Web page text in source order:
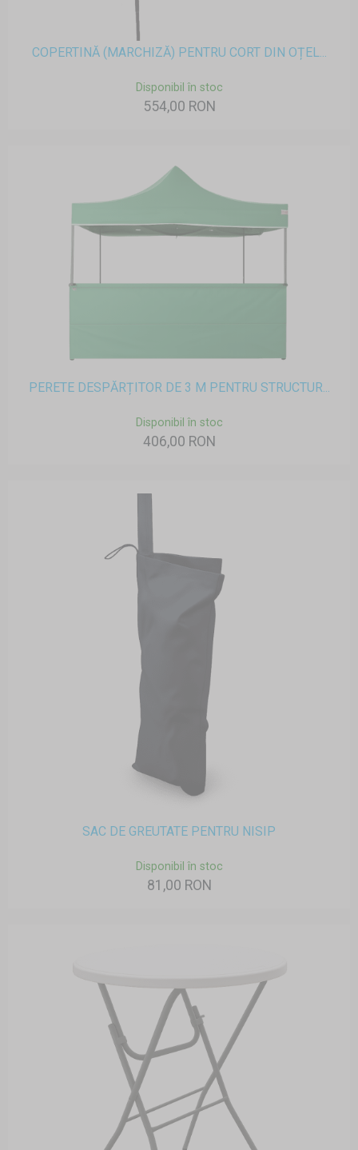
COPERTINĂ (MARCHIZĂ) PENTRU CORT DIN OȚEL...
Disponibil în stoc
554,00 RON
PERETE DESPĂRȚITOR DE 3 M PENTRU STRUCTUR...
Disponibil în stoc
406,00 RON
SAC DE GREUTATE PENTRU NISIP
Disponibil în stoc
81,00 RON